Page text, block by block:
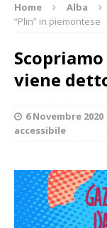
Home Alba
“Plin” in piemontese
viene
6 Novembre 2020
accessibile